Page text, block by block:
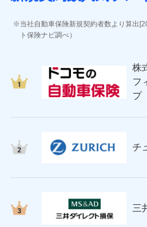
ソニー損害保険株式会社
(https://www.sonysonpo.co.jp/)
ＳＯＭＰＯダイレクト損害保
(https://www.sompo-
チューリッヒ保険会社
(https://www.nisshinfire.co.jp/)
(https://
ins.com/)
三井ダイレクト損害保険株式
当社自動車保険新規契約者数より算出
ト保険ナビ調べ）
株
フ
プ
チ
三